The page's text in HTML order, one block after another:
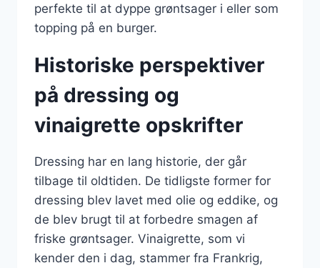
perfekte til at dyppe grøntsager i eller som
topping på en burger.
Historiske perspektiver
på dressing og
vinaigrette opskrifter
Dressing har en lang historie, der går
tilbage til oldtiden. De tidligste former for
dressing blev lavet med olie og eddike, og
de blev brugt til at forbedre smagen af
friske grøntsager. Vinaigrette, som vi
kender den i dag, stammer fra Frankrig,